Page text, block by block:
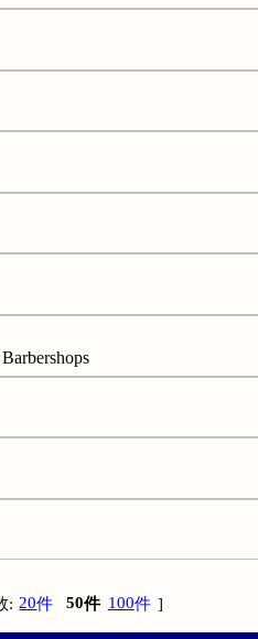
: 20件 50件 100件 ]